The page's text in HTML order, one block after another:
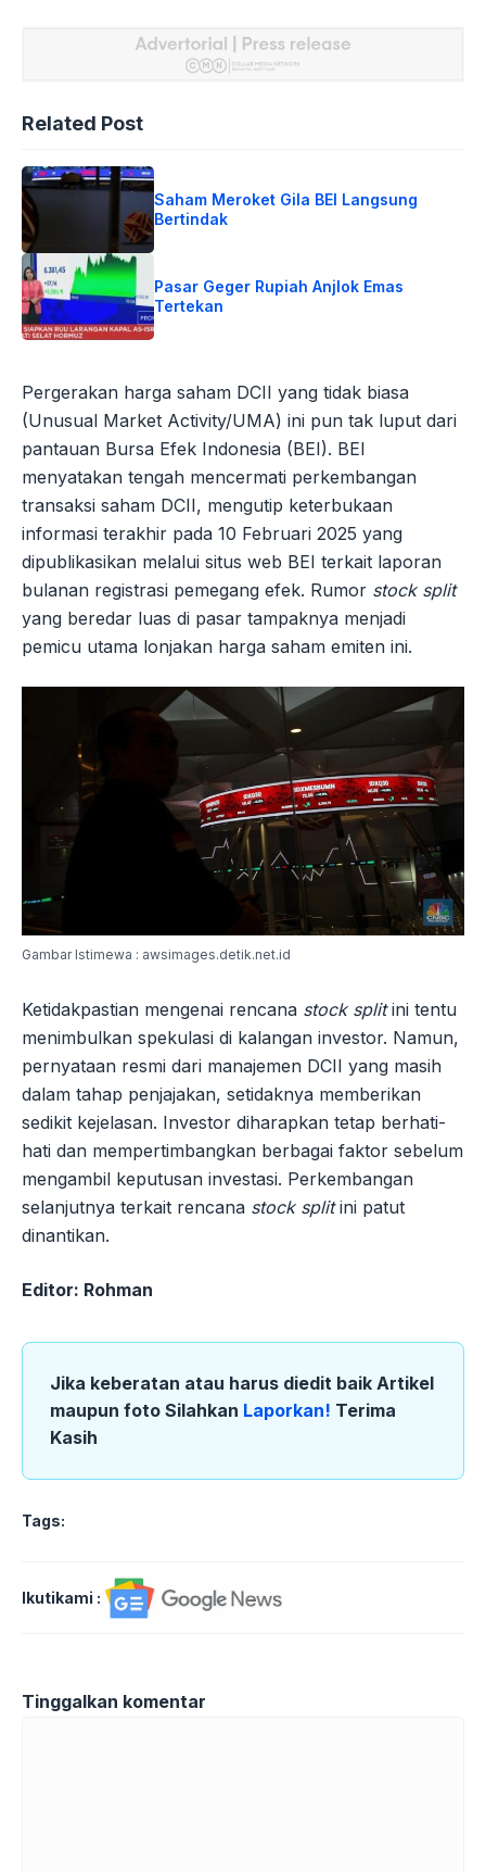
Related Post
Saham Meroket Gila BEI Langsung
Bertindak
Pasar Geger Rupiah Anjlok Emas
Tertekan
Pergerakan harga saham DCII yang tidak biasa
(Unusual Market Activity/UMA) ini pun tak luput dari
pantauan Bursa Efek Indonesia (BEI). BEI
menyatakan tengah mencermati perkembangan
transaksi saham DCII, mengutip keterbukaan
informasi terakhir pada 10 Februari 2025 yang
dipublikasikan melalui situs web BEI terkait laporan
bulanan registrasi pemegang efek. Rumor stock split
yang beredar luas di pasar tampaknya menjadi
pemicu utama lonjakan harga saham emiten ini.
Gambar Istimewa : awsimages.detik.net.id
Ketidakpastian mengenai rencana stock splitini tentu
menimbulkan spekulasi di kalangan investor. Namun,
pernyataan resmi dari manajemen DCII yang masih
dalam tahap penjajakan, setidaknya memberikan
sedikit kejelasan. Investor diharapkan tetap berhati-
hati dan mempertimbangkan berbagai faktor sebelum
mengambil keputusan investasi. Perkembangan
selanjutnya terkait rencana stock splitini patut
dinantikan.
Editor: Rohman
Jika keberatan atau harus diedit baik Artikel
maupun foto Silahkan Laporkan! Terima
Kasih
Tags:
Ikutikami :
Tinggalkan komentar